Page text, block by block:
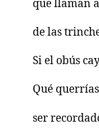
que llaman
de las
Si el obús
Qué
ser